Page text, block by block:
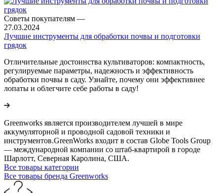
Советы покупателям —
27.03.2024
Лучшие инструменты для обработки почвы и подготовки
грядок
Отличительные достоинства культиваторов: компактность,
регулируемые параметры, надежность и эффективность
обработки почвы в саду. Узнайте, почему они эффективнее
лопаты и облегчите себе работы в саду!
Greenworks является производителем лучшей в мире
аккумуляторной и проводной садовой техники и
инструментов.GreenWorks входит в состав Globe Tools Group
— международной компании со штаб-квартирой в городе
Шарлотт, Северная Каролина, США.
Все товары категории
Все товары бренда Greenworks